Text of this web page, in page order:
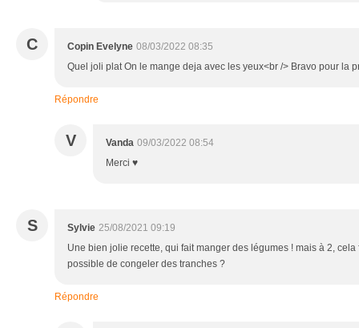
C Copin Evelyne 08/03/2022 08:35
Quel joli plat On le mange deja avec les yeux<br /> Bravo pour la
Répondre
V Vanda 09/03/2022 08:54
Merci ♥
S Sylvie 25/08/2021 09:19
Une bien jolie recette, qui fait manger des légumes ! mais à 2,
possible de congeler des tranches ?
Répondre